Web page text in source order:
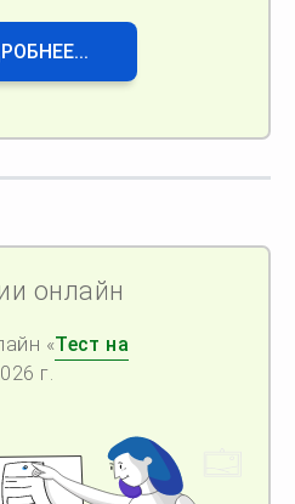
онлайн
«Тест на
г.